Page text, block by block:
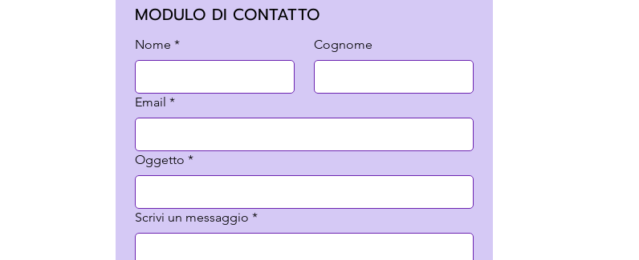
MODULO DI CONTATTO
Nome * Cognome
Email *
Oggetto *
Scrivi un messaggio *